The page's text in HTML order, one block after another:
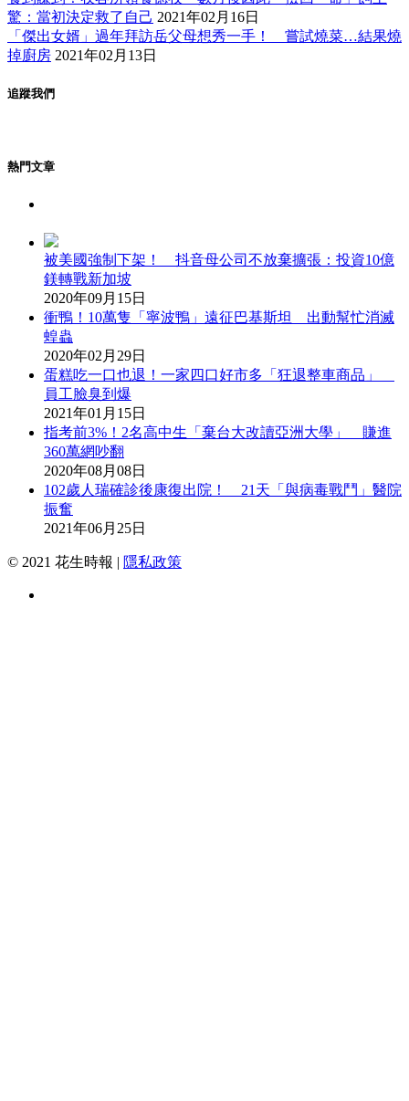
驚：當初決定救了自己 2021年02月16日
「傑出女婿」過年拜訪岳父母想秀一手！ 嘗試燒菜…結果燒
掉廚房 2021年02月13日
追蹤我們
熱門文章
被美國強制下架！ 抖音母公司不放棄擴張：投資10億
鎂轉戰新加坡
2020年09月15日
衝鴨！10萬隻「寧波鴨」遠征巴基斯坦 出動幫忙消滅
蝗蟲
2020年02月29日
蛋糕吃一口也退！一家四口好市多「狂退整車商品」
員工臉臭到爆
2021年01月15日
指考前3%！2名高中生「棄台大改讀亞洲大學」 賺進
360萬網吵翻
2020年08月08日
102歲人瑞確診後康復出院！ 21天「與病毒戰鬥」醫院
振奮
2021年06月25日
© 2021 花生時報 | 隱私政策